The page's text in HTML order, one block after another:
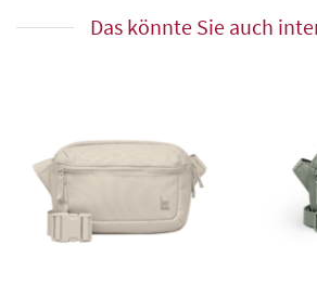
Das könnte Sie auch